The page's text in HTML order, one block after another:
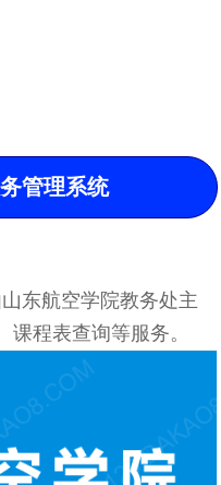
管理系统
东航空学院教务处主
程表查询等服务。